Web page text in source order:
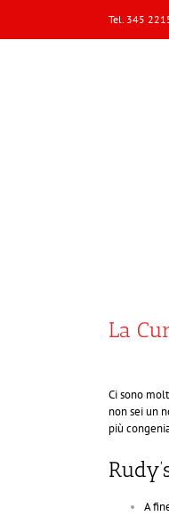
content
Tel. 345
La
Ci sono
non sei un
più
A